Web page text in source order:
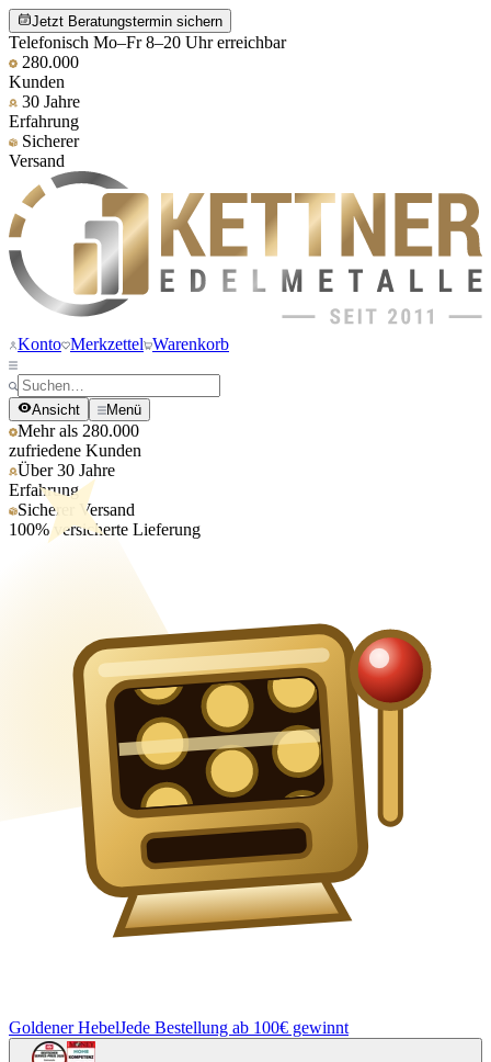
Jetzt Beratungstermin sichern
Telefonisch Mo–Fr 8–20 Uhr erreichbar
280.000
Kunden
30 Jahre
Erfahrung
Sicherer
Versand
Konto Merkzettel Warenkorb
Ansicht Menü
Mehr als 280.000
zufriedene Kunden
Über 30 Jahre
Erfahrung
Sicherer Versand
100% versicherte Lieferung
Goldener HebelJede Bestellung ab 100€ gewinnt